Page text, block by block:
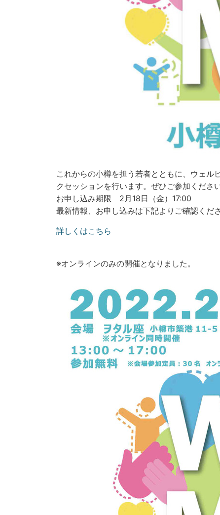
これからの小樽を担う若者とともに、ウェ
クセッションを行います。ぜひご参加ください
お申し込み期限 2月18日（金）17:00
最新情報、お申し込みは下記よりご確認くださ
詳しくはこちら
※オンラインのみの開催となりました。